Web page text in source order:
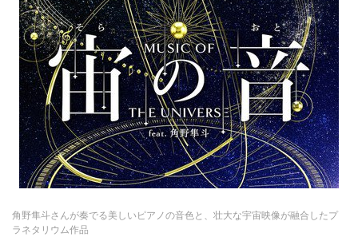
角野隼斗さんが奏でる美しいピアノの音色と、壮大な宇宙映像が融合したプ
ラネタリウム作品